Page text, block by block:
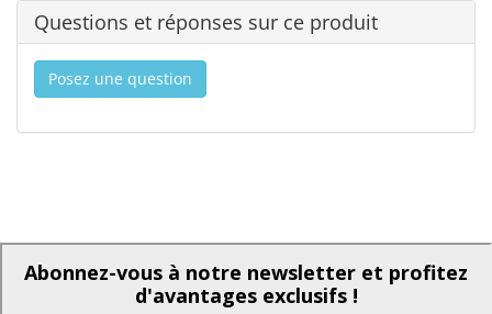
Questions et réponses sur ce produit
Posez une question